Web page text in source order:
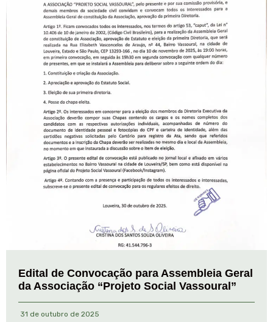
Edital de Convocação para Assembleia Geral
da Associação “Projeto Social Vassoural”
31 de outubro de 2025